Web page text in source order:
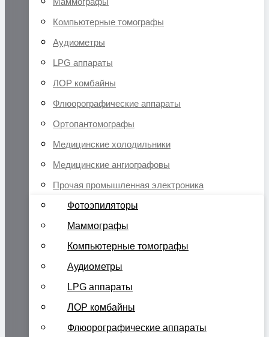
Компьютерные томографы
Аудиометры
LPG аппараты
ЛОР комбайны
Флюорографические аппараты
Ортопантомографы
Медицинские холодильники
Медицинские ангиографовы
Прочая промышленная электроника
Фотоэпиляторы
Маммографы
Компьютерные томографы
Аудиометры
LPG аппараты
ЛОР комбайны
Флюорографические аппараты